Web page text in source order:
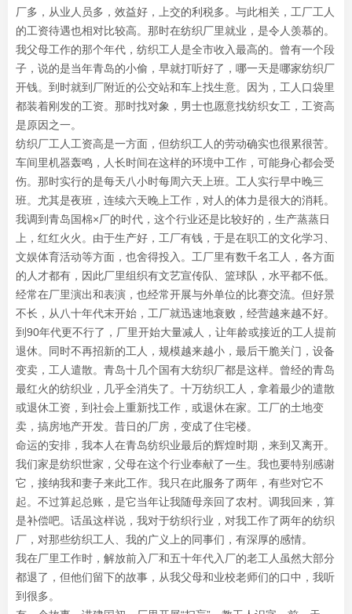
厂多，从业人员多，效益好，上交的利税多。与此相关，工厂工人
的工资待遇也相对比较高。那时在纺织厂里就业，是令人羡慕的。
我父母工作的那个年代，纺织工人是全市收入最高的。曾有一个段
子，说的是当年青岛的小偷，早就打听好了，哪一天是哪家纺织厂
开钱。到时就到厂附近的公交站和车上找生意。因为，工人口袋里
都装着刚发的工资。那时找对象，男士也愿意找纺织女工，工资高
是原因之一。
纺织厂工人工资高是一方面，但纺织工人的劳动确实也很累很苦。
车间里机器轰鸣，人长时间在这样的环境中工作，可能身心都会受
伤。那时实行的是每天八小时每周六天上班。工人实行早中晚三
班。尤其是夜班，连续六天晚上工作，对人的体力是很大的消耗。
我调到青岛国棉×厂的时代，这个行业还是比较好的，生产蒸蒸日
上，红红火火。由于生产好，工厂有钱，于是在职工的文化学习、
文娱体育活动等方面，也舍得投入。工厂里有数千名工人，各方面
的人才都有，因此厂里组织有文艺宣传队、篮球队，水平都不低。
经常在厂里演出和表演，也经常开展与外单位的比赛交流。但好景
不长，从八十年代末开始，工厂就迅速地衰败，经营越来越不好。
到90年代更不行了，厂里开始大量减人，让年龄或接近的工人提前
退休。同时不再招新的工人，规模越来越小，最后干脆关门，设备
变卖，工人遣散。青岛十几个国有大纺织厂都是这样。曾经的青岛
最红火的纺织业，几乎全消失了。十万纺织工人，拿着最少的遣散
或退休工资，到社会上重新找工作，或退休在家。工厂的土地变
卖，搞房地产开发。昔日的厂房，变成了住宅楼。
命运的安排，我本人在青岛纺织业最后的辉煌时期，来到又离开。
我们家是纺织世家，父母在这个行业奉献了一生。我也要特别感谢
它，接纳我和妻子来此工作。我只在此服务了两年，有些对它不
起。不过算起总账，是它当年让我随母亲回了农村。调我回来，算
是补偿吧。话虽这样说，我对于纺织行业，对我工作了两年的纺织
厂，对那些纺织工人、我的广义上的同事们，有深厚的感情。
我在厂里工作时，解放前入厂和五十年代入厂的老工人虽然大部分
都退了，但他们留下的故事，从我父母和业校老师们的口中，我听
到很多。